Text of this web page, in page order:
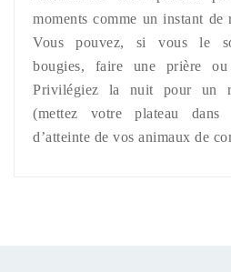
moments comme un instant
Vous pouvez, si vous le
bougies, faire une prière ou
Privilégiez la nuit pour un
(mettez votre plateau
d’atteinte de vos animaux de